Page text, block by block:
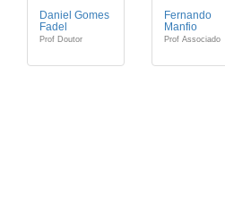
Daniel Gomes
Fadel
Prof Doutor
Fernando
Manfio
Prof Associado